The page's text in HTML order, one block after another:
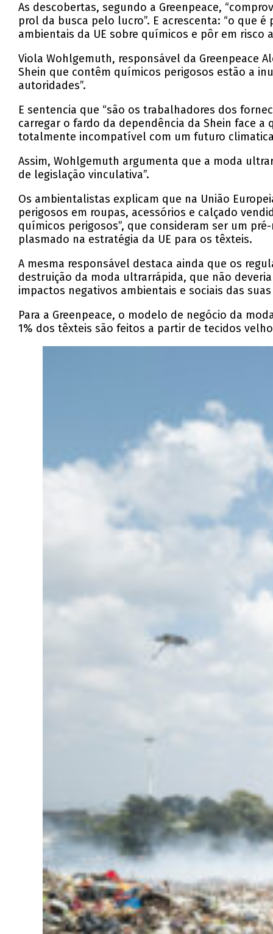
As descobertas, segundo a Greenpeace,
prol da busca pelo lucro”. E acrescenta: “o que
ambientais da UE sobre químicos e pôr em
Viola Wohlgemuth, responsável da Greenpeace
Shein que contêm químicos perigosos estão a
autoridades”.
E sentencia que “são os trabalhadores dos
carregar o fardo da dependência da Shein face
totalmente incompatível com um futuro
Assim, Wohlgemuth argumenta que a moda
de legislação vinculativa”.
Os ambientalistas explicam que na União
perigosos em roupas, acessórios e calçado
químicos perigosos”, que consideram ser um
plasmado na estratégia da UE para os têxteis.
A mesma responsável destaca ainda que os
destruição da moda ultrarrápida, que não
impactos negativos ambientais e sociais das
Para a Greenpeace, o modelo de negócio da
1% dos têxteis são feitos a partir de tecidos